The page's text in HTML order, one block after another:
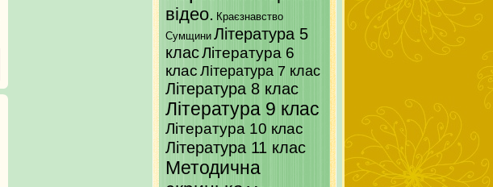
відео. Краєзнавство
Сумщини Література 5
класЛітература 6
класЛітература 7 клас
Література 8 клас
Література 9 клас
Література 10 клас
Література 11 клас
Методична